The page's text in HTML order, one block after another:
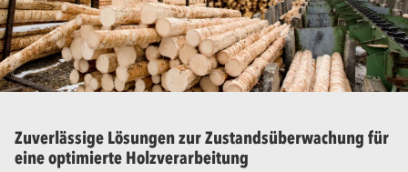
Zuverlässige Lösungen zur Zustandsüberwachung für
eine optimierte Holzverarbeitung